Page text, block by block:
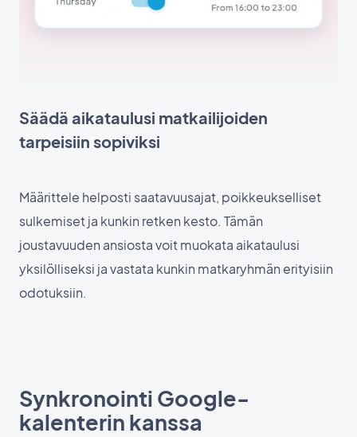
Säädä aikataulusi matkailijoiden
tarpeisiin sopiviksi
Määrittele helposti saatavuusajat, poikkeukselliset
sulkemiset ja kunkin retken kesto. Tämän
joustavuuden ansiosta voit muokata aikataulusi
yksilölliseksi ja vastata kunkin matkaryhmän erityisiin
odotuksiin.
Synkronointi Google-
kalenterin kanssa